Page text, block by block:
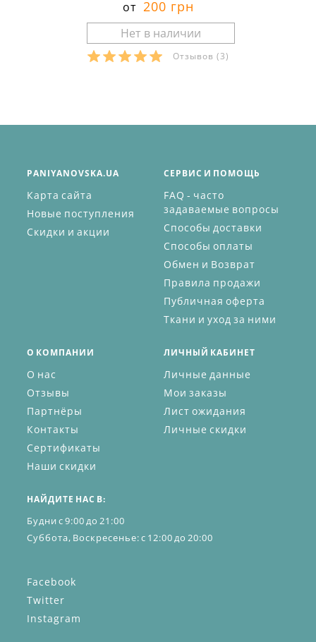
от 200 грн
Отзывов (3)
PANIYANOVSKA.UA
Карта сайта
Новые поступления
Скидки и акции
СЕРВИС И ПОМОЩЬ
FAQ - часто
задаваемые вопросы
Способы доставки
Способы оплаты
Обмен и Возврат
Правила продажи
Публичная оферта
Ткани и уход за ними
О КОМПАНИИ
О нас
Отзывы
Партнёры
Контакты
Сертификаты
Наши скидки
ЛИЧНЫЙ КАБИНЕТ
Личные данные
Мои заказы
Лист ожидания
Личные скидки
НАЙДИТЕ НАС В:
Будни с 9:00 до 21:00
Суббота, Воскресенье: с 12:00 до 20:00
Facebook
Twitter
Instagram